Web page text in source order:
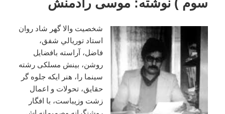
شخصیت والا گهر شاد روان
استاد توريالي شفق،
فاضل، آراسته بافضایل
روشن، بینش مسلکی رشته
سینما را، هنر ایکه جلوه گر
حقایق، تحولات و اعمال
زشت وزیباست، با افگار